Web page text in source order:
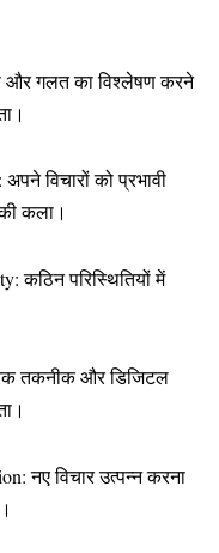
और गलत का विश्लेषण करने
विचारों को प्रभावी
कला।
कठिन परिस्थितियों में
तकनीक और डिजिटल
नए विचार उत्पन्न करना